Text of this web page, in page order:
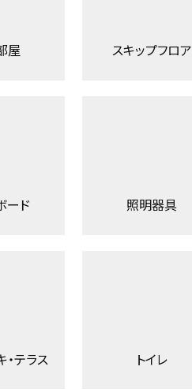
屋 スキップフロア
ード 照明器具
・テラス トイレ